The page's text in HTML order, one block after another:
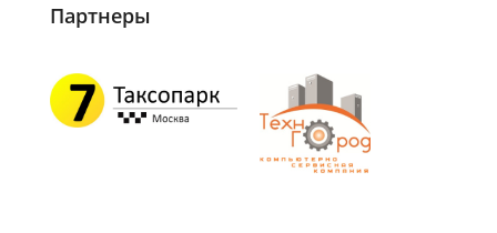
Партнеры